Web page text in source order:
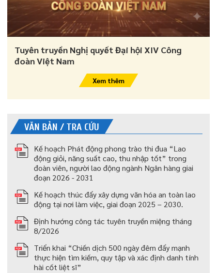
Tuyên truyền Nghị quyết Đại hội XIV Công
đoàn Việt Nam
Xem thêm
VĂN BẢN / TRA CỨU
Kế hoạch Phát động phong trào thi đua “Lao
động giỏi, năng suất cao, thu nhập tốt” trong
đoàn viên, người lao động ngành Ngân hàng giai
đoạn 2026 - 2031
Kế hoạch thúc đẩy xây dựng văn hóa an toàn lao
động tại nơi làm việc, giai đoạn 2025 – 2030.
Định hướng công tác tuyên truyền miệng tháng
8/2026
Triển khai “Chiến dịch 500 ngày đêm đẩy mạnh
thực hiện tìm kiếm, quy tập và xác định danh tính
hài cốt liệt sĩ”